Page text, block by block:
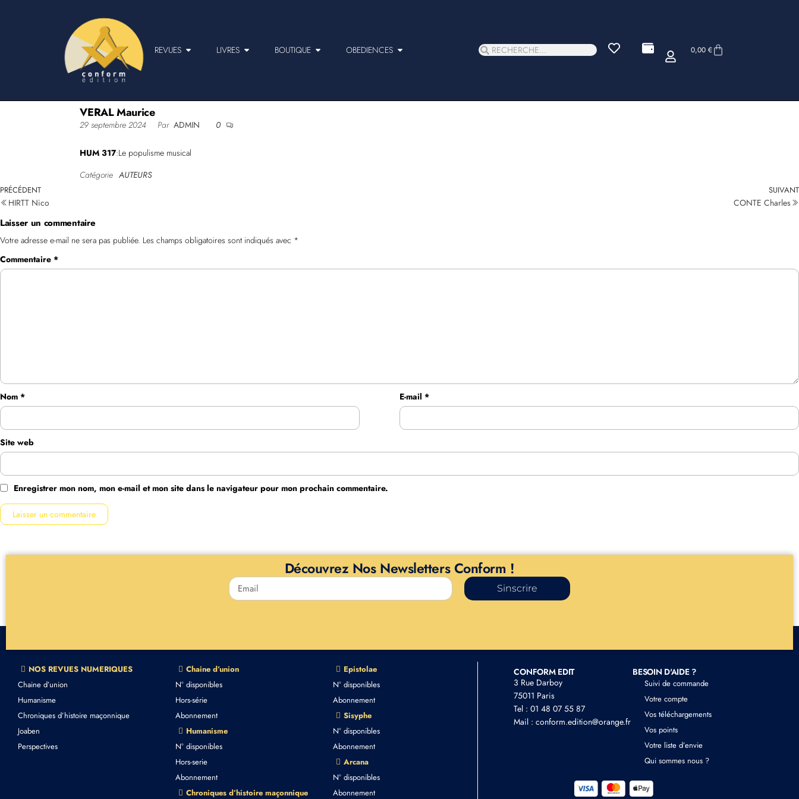
REVUES LIVRES BOUTIQUE OBEDIENCES 0,00 €
VERAL Maurice
29 septembre 2024 Par ADMIN 0
HUM 317:Le populisme musical
Catégorie AUTEURS
PRÉCÉDENT
HIRTT Nico
SUIVANT
CONTE Charles
Laisser un commentaire
Votre adresse e-mail ne sera pas publiée. Les champs obligatoires sont indiqués avec *
Commentaire *
Nom * E-mail *
Site web
Enregistrer mon nom, mon e-mail et mon site dans le navigateur pour mon prochain commentaire.
Découvrez Nos Newsletters Conform !
Sinscrire
NOS REVUES NUMERIQUES
Chaine d’union
Humanisme
Chroniques d’histoire maçonnique
Joaben
Perspectives
Chaine d’union
N° disponibles
Hors-série
Abonnement
Humanisme
N° disponibles
Hors-serie
Abonnement
Chroniques d’histoire maçonnique
Epistolae
N° disponibles
Abonnement
Sisyphe
N° disponibles
Abonnement
Arcana
N° disponibles
Abonnement
CONFORM EDIT
3 Rue Darboy
75011 Paris
Tel : 01 48 07 55 87
Mail : conform.edition@orange.fr
BESOIN D'AIDE ?
Suivi de commande
Votre compte
Vos téléchargements
Vos points
Votre liste d’envie
Qui sommes nous ?